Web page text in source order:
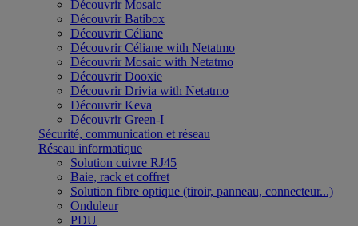
Découvrir Mosaic
Découvrir Batibox
Découvrir Céliane
Découvrir Céliane with Netatmo
Découvrir Mosaic with Netatmo
Découvrir Dooxie
Découvrir Drivia with Netatmo
Découvrir Keva
Découvrir Green-I
Sécurité, communication et réseau
Réseau informatique
Solution cuivre RJ45
Baie, rack et coffret
Solution fibre optique (tiroir, panneau, connecteur...)
Onduleur
PDU